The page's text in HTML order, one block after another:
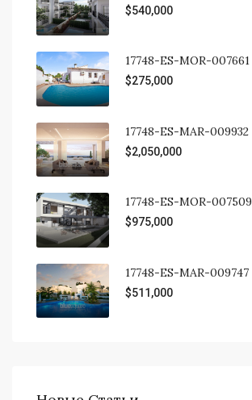
$540,000
17748-ES-MOR-007661
$275,000
17748-ES-MAR-009932
$2,050,000
17748-ES-MOR-007509
$975,000
17748-ES-MAR-009747
$511,000